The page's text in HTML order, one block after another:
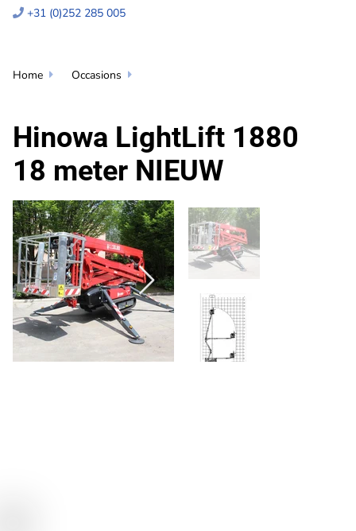
 +31 (0)252 285 005
Home  Occasions 
Hinowa LightLift 1880
18 meter NIEUW